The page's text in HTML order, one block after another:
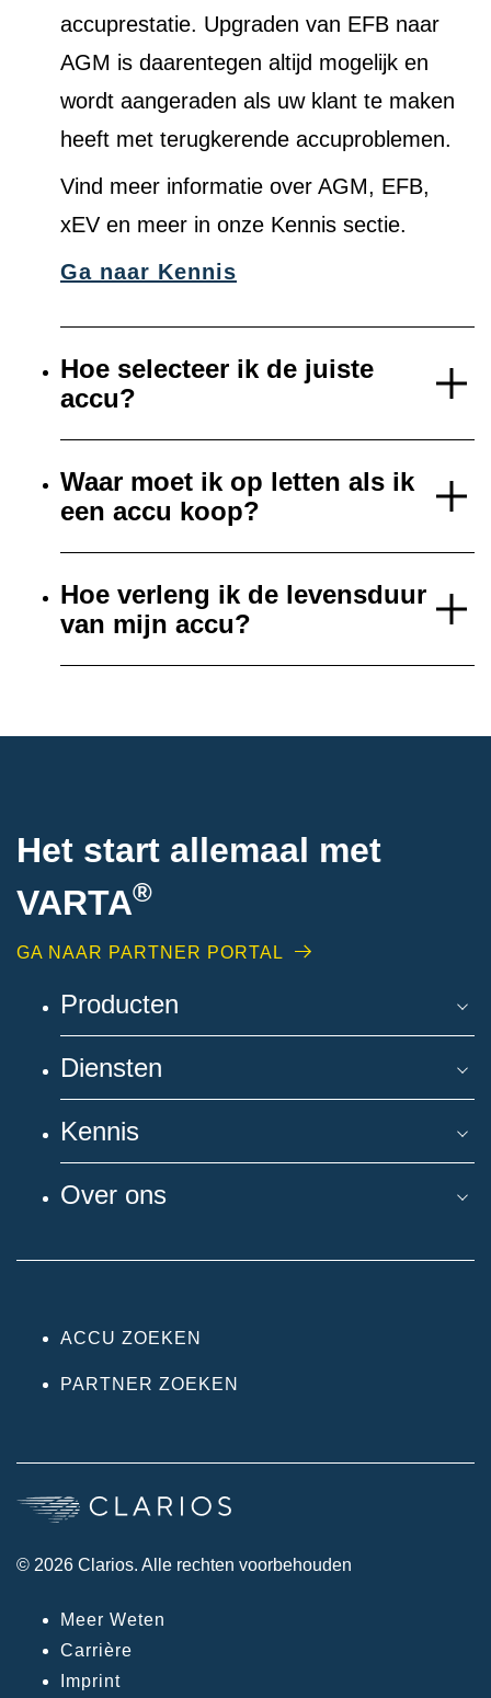
accuprestatie. Upgraden van EFB naar
AGM is daarentegen altijd mogelijk en
wordt aangeraden als uw klant te maken
heeft met terugkerende accuproblemen.
Vind meer informatie over AGM, EFB,
xEV en meer in onze Kennis sectie.
Ga naar Kennis
Hoe selecteer ik de juiste
accu?
Waar moet ik op letten als ik
een accu koop?
Hoe verleng ik de levensduur
van mijn accu?
Het start allemaal met
VARTA®
GA NAAR PARTNER PORTAL
Producten
Diensten
Kennis
Over ons
ACCU ZOEKEN
PARTNER ZOEKEN
© 2026 Clarios. Alle rechten voorbehouden
Meer Weten
Carrière
Imprint